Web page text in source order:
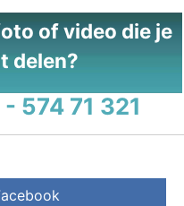
of video die je
delen?
574 71 321